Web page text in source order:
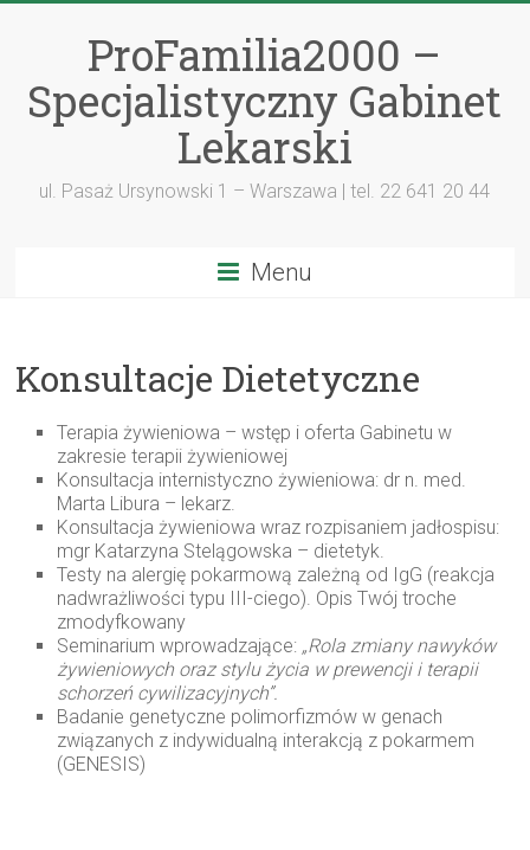
ProFamilia2000 –
Specjalistyczny Gabinet
Lekarski
ul. Pasaż Ursynowski 1 – Warszawa | tel. 22 641 20 44
Menu
Konsultacje Dietetyczne
Terapia żywieniowa – wstęp i oferta Gabinetu w
zakresie terapii żywieniowej
Konsultacja internistyczno żywieniowa: dr n. med.
Marta Libura – lekarz.
Konsultacja żywieniowa wraz rozpisaniem jadłospisu:
mgr Katarzyna Stelągowska – dietetyk.
Testy na alergię pokarmową zależną od IgG (reakcja
nadwrażliwości typu III-ciego). Opis Twój troche
zmodyfkowany
Seminarium wprowadzające: „Rola zmiany nawyków
żywieniowych oraz stylu życia w prewencji i terapii
schorzeń cywilizacyjnych”.
Badanie genetyczne polimorfizmów w genach
związanych z indywidualną interakcją z pokarmem
(GENESIS)